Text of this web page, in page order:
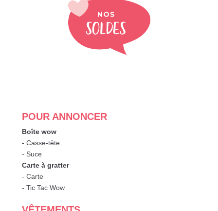
POUR ANNONCER
Boîte wow
- Casse-tête
- Suce
Carte à gratter
- Carte
- Tic Tac Wow